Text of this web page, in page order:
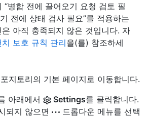
“병합 전에 끌어오기 요청 검토 필
전에 상태 검사 필요”를 적용하는
아직 충족되지 않은 것입니다. 자
치 보호 규칙 관리을(를) 참조하세
지토리의 기본 페이지로 이동합니다.
아래에서
Settings를 클릭합니다.
되지 않으면
드롭다운 메뉴를 선택